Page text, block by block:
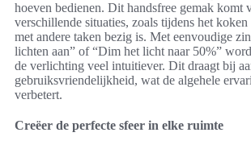
hoeven bedienen. Dit handsfree gemak komt
verschillende situaties, zoals tijdens het
met andere taken bezig is. Met eenvoudige
lichten aan” of “Dim het licht naar 50%”
de verlichting veel intuitiever. Dit draagt bij
gebruiksvriendelijkheid, wat de algehele
verbetert.
Creëer de perfecte sfeer in elke ruimte